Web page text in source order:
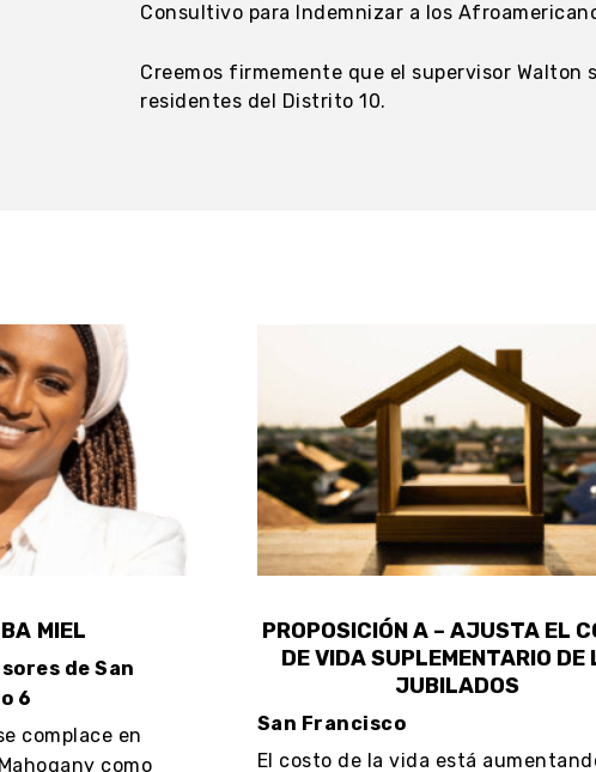
Consultivo para Indemnizar a los
Creemos firmemente que el supervisor
residentes del Distrito 10.
MIEL
de San
6
complace en
como
PROPOSICIÓN A – AJUSTA EL
DE VIDA SUPLEMENTARIO DE
JUBILADOS
San Francisco
El costo de la vida está